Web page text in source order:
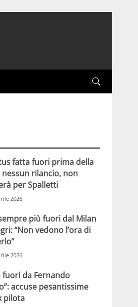
fatta fuori prima della
rilancio, non
per Spalletti
2026
più fuori dal Milan
“Non vedono l’ora di
2026
fuori da Fernando
accuse pesantissime
pilota